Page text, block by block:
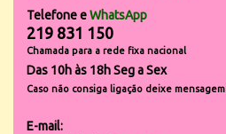
Telefone eWhatsApp
219 831 150
Chamada para a rede fixa nacional
Das 10h às 18h Seg a Sex
Caso não consiga ligação deixe
E-mail: